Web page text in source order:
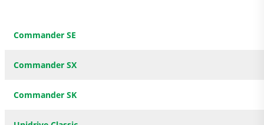
Commander SE
Commander SX
Commander SK